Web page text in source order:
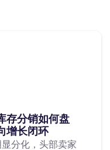
存分销如何盘
增长闭环
分化，头部卖家